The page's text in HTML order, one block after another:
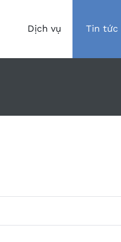
Dịch vụ Tin tức